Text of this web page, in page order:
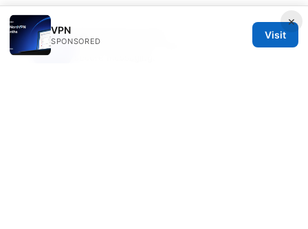
Nikolai writes about DNS-over-HTTPS and
×
VPN
SPONSORED
Visit